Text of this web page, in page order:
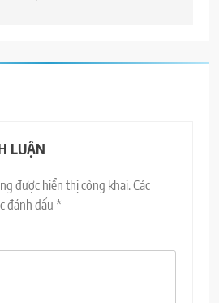
LUẬN
được hiển thị công khai.Các
đánh dấu *